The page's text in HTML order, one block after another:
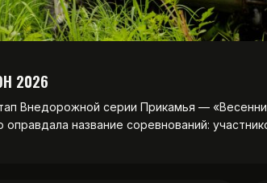
2026
Внедорожной серии Прикамья —
название соревнований: